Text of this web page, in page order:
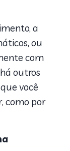
a
ou
com
outros
você
como por